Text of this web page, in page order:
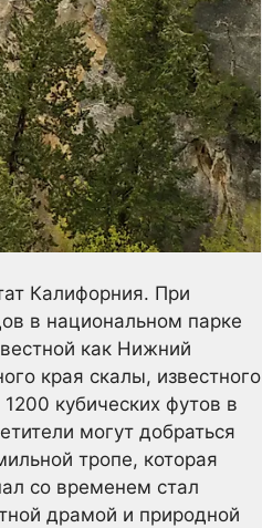
Калифорния. При
в национальном парке
как Нижний
края скалы, известного
кубических футов в
могут добраться
тропе, которая
со временем стал
драмой и природной